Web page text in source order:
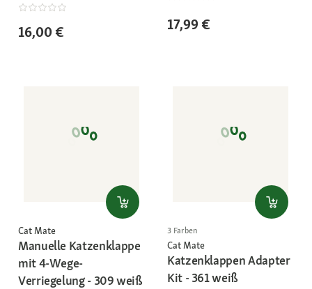
16,00 € 17,99 €
Cat Mate
Manuelle Katzenklappe
mit 4-Wege-
Verriegelung - 309 weiß
3 Farben
Cat Mate
Katzenklappen Adapter
Kit - 361 weiß